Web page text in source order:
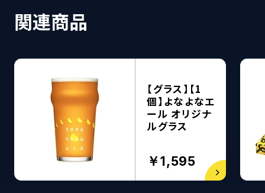
関連商品
【グラス】【1
個】よなよなエ
ール オリジナ
ルグラス
￥1,595